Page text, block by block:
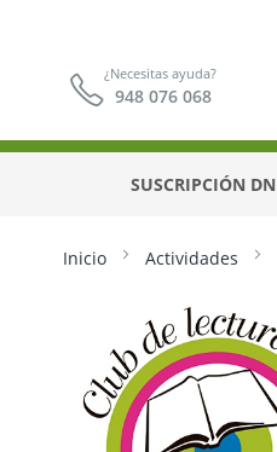
¿Necesitas ayuda?
948 076 068
SUSCRIPCIÓN DN
Inicio Actividades